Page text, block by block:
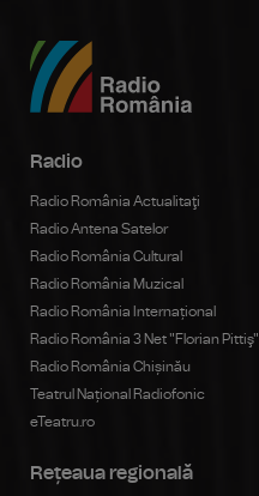
Radio
Radio România Actualitaţi
Radio Antena Satelor
Radio România Cultural
Radio România Muzical
Radio România Internațional
Radio România 3 Net "Florian Pittiş"
Radio România Chișinău
Teatrul Național Radiofonic
eTeatru.ro
Rețeaua regională